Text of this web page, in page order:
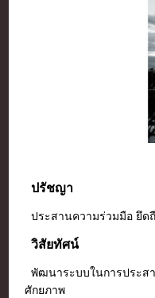
ปรัชญา
ประสานความร่วมมือ ยึด
วิสัยทัศน์
พัฒนาระบบในการประส
ศักยภาพ